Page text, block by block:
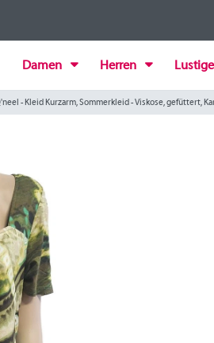
Damen Herren
- Kleid Kurzarm, Sommerkleid - Viskose, gefüttert,